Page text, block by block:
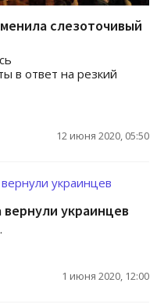
слезоточивый
в ответ на резкий
12 июня 2020, 05:50
украинцев
1 июня 2020, 12:00